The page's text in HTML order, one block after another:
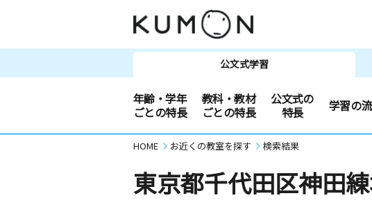
公文式学習
年齢・学年
ごとの特長
教科・教材
ごとの特長
公文式の
特長
学習の
HOME お近くの教室を探す 検索結果
東京都千代田区神田